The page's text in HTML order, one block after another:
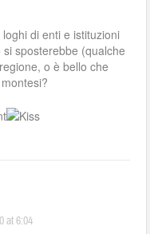
di enti e istituzioni
sposterebbe (qualche
o è bello che
at 6:04